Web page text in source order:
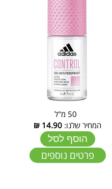
המחיר שלנו: 14.90
₪
הוסף לסל
פרטים נוספים